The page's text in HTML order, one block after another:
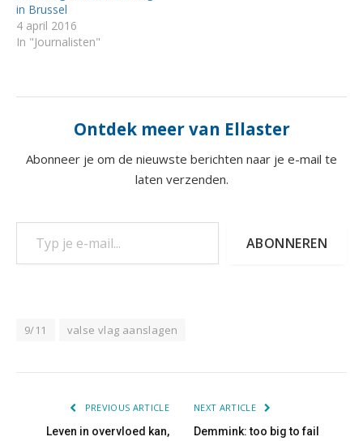
in Brussel
4 april 2016
In "Journalisten"
Ontdek meer van Ellaster
Abonneer je om de nieuwste berichten naar je e-mail te
laten verzenden.
Typ je e-mail...
ABONNEREN
9/11 valse vlag aanslagen
PREVIOUS ARTICLE
Leven in overvloed kan,
NEXT ARTICLE
Demmink: too big to fail